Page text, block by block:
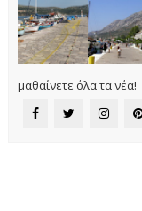
μαθαίνετε όλα τα νέα!